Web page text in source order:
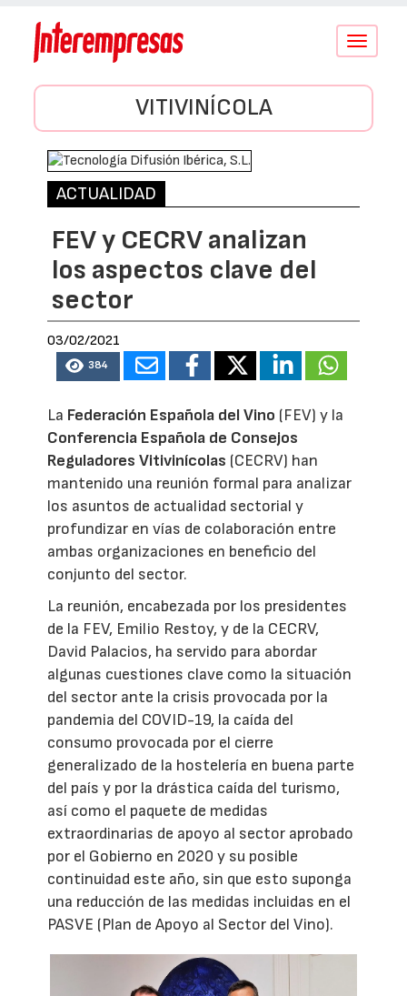
Conmutar
VITIVINÍCOLA
ACTUALIDAD
FEV y CECRV analizan
los aspectos clave del
sector
03/02/2021
384
La Federación Española del Vino (FEV) y la
Conferencia Española de Consejos
Reguladores Vitivinícolas (CECRV) han
mantenido una reunión formal para analizar
los asuntos de actualidad sectorial y
profundizar en vías de colaboración entre
ambas organizaciones en beneficio del
conjunto del sector.
La reunión, encabezada por los presidentes
de la FEV, Emilio Restoy, y de la CECRV,
David Palacios, ha servido para abordar
algunas cuestiones clave como la situación
del sector ante la crisis provocada por la
pandemia del COVID-19, la caída del
consumo provocada por el cierre
generalizado de la hostelería en buena parte
del país y por la drástica caída del turismo,
así como el paquete de medidas
extraordinarias de apoyo al sector aprobado
por el Gobierno en 2020 y su posible
continuidad este año, sin que esto suponga
una reducción de las medidas incluidas en el
PASVE (Plan de Apoyo al Sector del Vino).